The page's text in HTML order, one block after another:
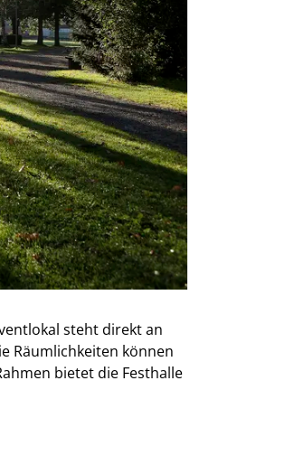
steht di­rekt an
Räumlichkeiten können
bietet die Festhalle